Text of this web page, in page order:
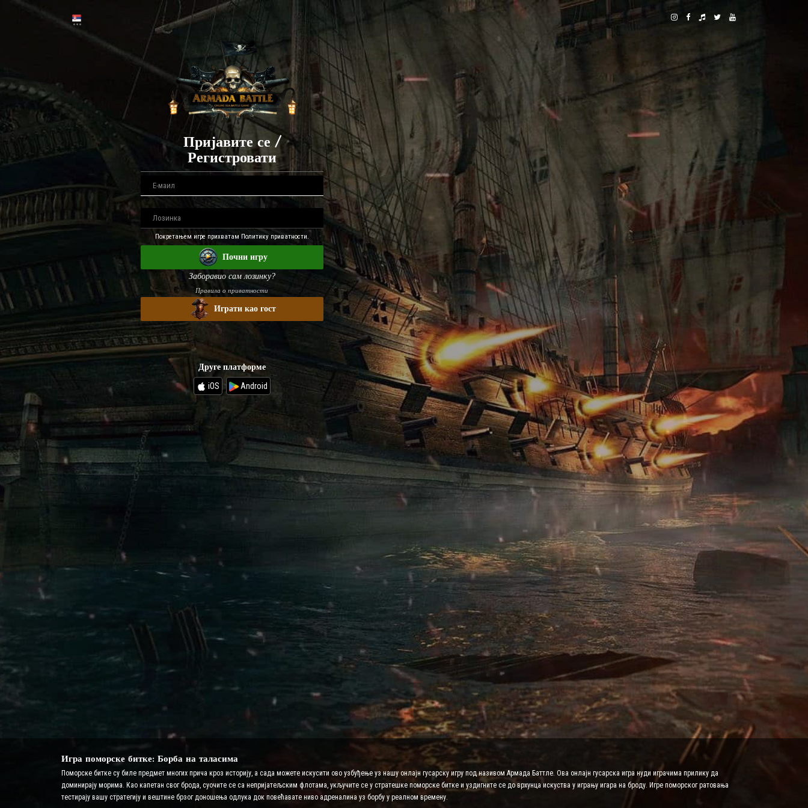
Пријавите се /
Регистровати
Покретањем игре прихватам Политику приватности.
Почни игру
Заборавио сам лозинку?
Правила о приватности
Играти као гост
Друге платформе
iOS Android
Игра поморске битке: Борба на таласима
Поморске битке су биле предмет многих прича кроз историју, а сада можете искусити ово узбуђење уз нашу онлајн гусарску игру под називом Армада Баттле. Ова онлајн гусарска игра нуди играчима прилику да
доминирају морима. Као капетан свог брода, суочите се са непријатељским флотама, укључите се у стратешке поморске битке и уздигните се до врхунца искуства у игрању игара на броду. Игре поморског ратовања
тестирају вашу стратегију и вештине брзог доношења одлука док повећавате ниво адреналина уз борбу у реалном времену.